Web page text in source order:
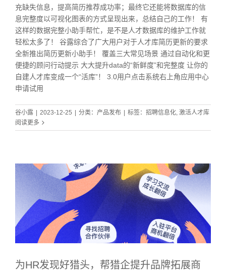
充缺失信息，提高简历推荐成功率；最终它还能将数据库的信
息完整度以可视化图表的方式呈现出来，总结自己的工作！ 有
这样的数据完整小助手帮忙，是不是人才数据库的维护工作就
轻松太多了！ 谷露综合了广大用户对于人才库简历更新的要求
全新推出简历更新小助手！ 覆盖三大常见场景 通过自动化和更
便捷的顾问行动提示 大大提升data的“新鲜度”和完整度 让你的
自建人才库变成一个“活库”！ 3.0用户点击系统右上角应用中心
申请试用
谷小露 | 2023-12-25 | 分类： 产品发布 | 标签： 招聘信息化, 激活人才库
阅读更多
为HR发现好猎头，帮猎企提升品牌拓展商